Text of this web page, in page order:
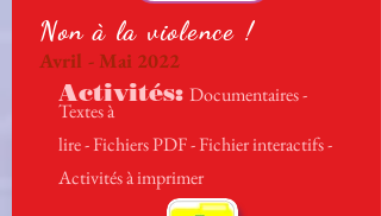
Non à la violence !
Avril - Mai 2022
Activités: Documentaires -
Textes à
lire - Fichiers PDF - Fichier interactifs -
Activités à imprimer